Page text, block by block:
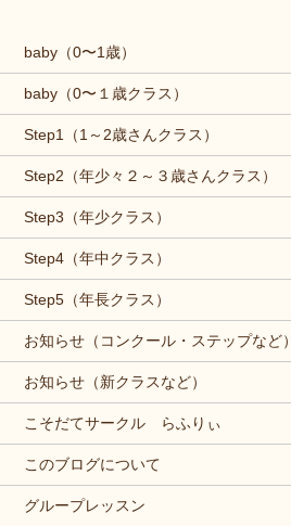
baby（0〜1歳）
baby（0〜１歳クラス）
Step1（1～2歳さんクラス）
Step2（年少々２～３歳さんクラス）
Step3（年少クラス）
Step4（年中クラス）
Step5（年長クラス）
お知らせ（コンクール・ステップなど）
お知らせ（新クラスなど）
こそだてサークル らふりぃ
このブログについて
グループレッスン